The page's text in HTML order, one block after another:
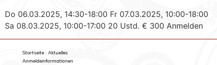
Do 06.03.2025, 14:30-18:00 Fr 07.03.2025, 10:00-18:00
Sa 08.03.2025, 10:00-17:00 20 Ustd. € 300 Anmelden
Startseite · Aktuelles
Anmeldeinformationen